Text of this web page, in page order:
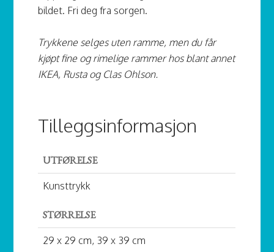
bildet. Fri deg fra sorgen.
Trykkene selges uten ramme, men du får
kjøpt fine og rimelige rammer hos blant annet
IKEA, Rusta og Clas Ohlson.
Tilleggsinformasjon
UTFØRELSE
Kunsttrykk
STØRRELSE
29 x 29 cm, 39 x 39 cm